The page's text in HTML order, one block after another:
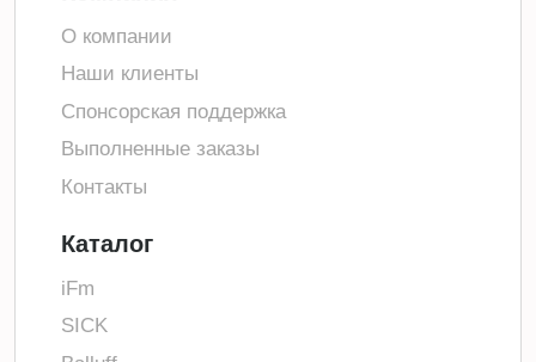
О компании
Наши клиенты
Спонсорская поддержка
Выполненные заказы
Контакты
Каталог
iFm
SICK